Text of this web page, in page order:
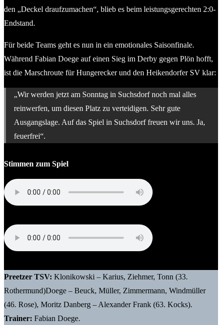
den „Deckel draufzumachen“, blieb es beim leistungsgerechten 2:0-
Endstand.
Für beide Teams geht es nun in ein emotionales Saisonfinale.
Während Fabian Doege auf einen Sieg im Derby gegen Plön hofft,
ist die Marschroute für Hungerecker und den Heikendorfer SV klar:
„Wir werden jetzt am Sonntag in Suchsdorf noch mal alles
reinwerfen, um diesen Platz zu verteidigen. Sehr gute
Ausgangslage. Auf das Spiel in Suchsdorf freuen wir uns. Ja,
feuerfrei“.
Stimmen zum Spiel
Preetzer TSV: Klonikowski – Karius, Ziehmer, Tonn (33.
Rothermund)Doege – Beuck, Müller, Zimmermann, Windmüller
(46. Rose), Moritz Danberg – Alexander Frank (63. Kocks).
Trainer: Fabian Doege.